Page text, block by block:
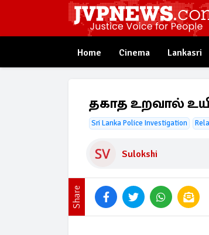
Home Cinema Lankasri
தகாத உறவால்
Sri Lanka Police Investigation
Sulokshi
Share